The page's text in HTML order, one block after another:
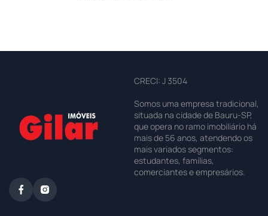
CRECI: J 3504
Somos uma empresa tradicional,
situada na cidade de Bauru-SP,
que opera no ramo imobiliário há
mais de 56 anos, atendendo os
mais variados segmentos:
estudantes, famílias,
comerciantes e empresários.